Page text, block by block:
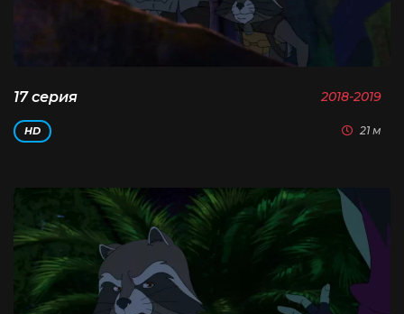
17 серия 2018-2019
HD 21 м